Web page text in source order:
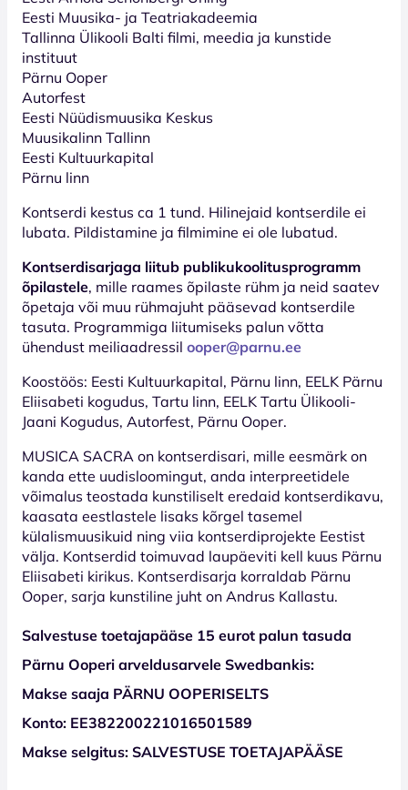
Eesti Muusika- ja Teatriakadeemia
Tallinna Ülikooli Balti filmi, meedia ja kunstide
instituut
Pärnu Ooper
Autorfest
Eesti Nüüdismuusika Keskus
Muusikalinn Tallinn
Eesti Kultuurkapital
Pärnu linn
Kontserdi kestus ca 1 tund. Hilinejaid kontserdile ei
lubata. Pildistamine ja filmimine ei ole lubatud.
Kontserdisarjaga liitub publikukoolitusprogramm
õpilastele, mille raames õpilaste rühm ja neid saatev
õpetaja või muu rühmajuht pääsevad kontserdile
tasuta. Programmiga liitumiseks palun võtta
ühendust meiliaadressil ooper@parnu.ee
Koostöös: Eesti Kultuurkapital, Pärnu linn, EELK Pärnu
Eliisabeti kogudus, Tartu linn, EELK Tartu Ülikooli-
Jaani Kogudus, Autorfest, Pärnu Ooper.
MUSICA SACRA on kontserdisari, mille eesmärk on
kanda ette uudisloomingut, anda interpreetidele
võimalus teostada kunstiliselt eredaid kontserdikavu,
kaasata eestlastele lisaks kõrgel tasemel
külalismuusikuid ning viia kontserdiprojekte Eestist
välja. Kontserdid toimuvad laupäeviti kell kuus Pärnu
Eliisabeti kirikus. Kontserdisarja korraldab Pärnu
Ooper, sarja kunstiline juht on Andrus Kallastu.
Salvestuse toetajapääse 15 eurot palun tasuda
Pärnu Ooperi arveldusarvele Swedbankis:
Makse saaja PÄRNU OOPERISELTS
Konto: EE382200221016501589
Makse selgitus: SALVESTUSE TOETAJAPÄÄSE